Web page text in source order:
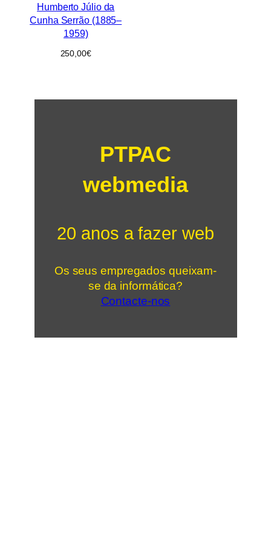
Humberto Júlio da
Cunha Serrão (1885–
1959)
250,00€
PTPAC
webmedia
20 anos a fazer web
Os seus empregados queixam-
se da informática?
Contacte-nos